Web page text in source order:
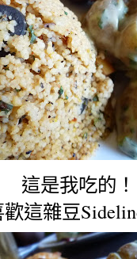
這是我吃的！
這雜豆